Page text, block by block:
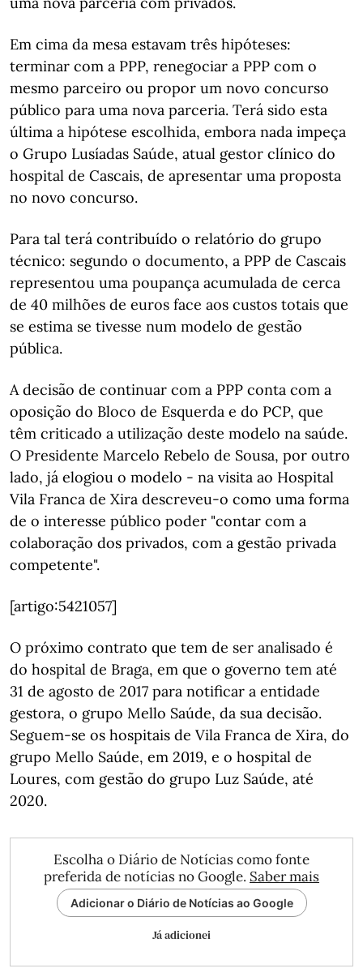
Em cima da mesa estavam três hipóteses:
terminar com a PPP, renegociar a PPP com o
mesmo parceiro ou propor um novo concurso
público para uma nova parceria. Terá sido esta
última a hipótese escolhida, embora nada impeça
o Grupo Lusíadas Saúde, atual gestor clínico do
hospital de Cascais, de apresentar uma proposta
no novo concurso.
Para tal terá contribuído o relatório do grupo
técnico: segundo o documento, a PPP de Cascais
representou uma poupança acumulada de cerca
de 40 milhões de euros face aos custos totais que
se estima se tivesse num modelo de gestão
pública.
A decisão de continuar com a PPP conta com a
oposição do Bloco de Esquerda e do PCP, que
têm criticado a utilização deste modelo na saúde.
O Presidente Marcelo Rebelo de Sousa, por outro
lado, já elogiou o modelo - na visita ao Hospital
Vila Franca de Xira descreveu-o como uma forma
de o interesse público poder "contar com a
colaboração dos privados, com a gestão privada
competente".
[artigo:5421057]
O próximo contrato que tem de ser analisado é
do hospital de Braga, em que o governo tem até
31 de agosto de 2017 para notificar a entidade
gestora, o grupo Mello Saúde, da sua decisão.
Seguem-se os hospitais de Vila Franca de Xira, do
grupo Mello Saúde, em 2019, e o hospital de
Loures, com gestão do grupo Luz Saúde, até
2020.
Escolha o Diário de Notícias como fonte
preferida de notícias no Google. Saber mais
Adicionar o Diário de Notícias ao Google
Já adicionei